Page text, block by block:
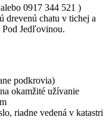
0917 344 521 )
drevenú chatu v tichej a
Jedľovinou.
podkrovia)
okamžité užívanie
riadne vedená v katastri